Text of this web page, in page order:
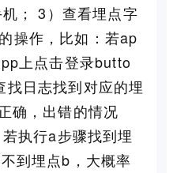
； 3）查看埋点字
操作，比如：若ap
上点击登录butto
日志找到对应的埋
确，出错的情况
执行a步骤找到埋
到埋点b，大概率